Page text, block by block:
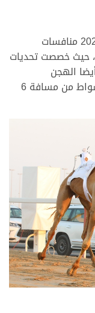
انطلقت صباح اليوم الخميس 15 أكتوبر 2020 منافسات
حيث خصصت تحديات
الهجن
السودانية، والتي أقيمت على مدار 10 أشواط من مسافة 6